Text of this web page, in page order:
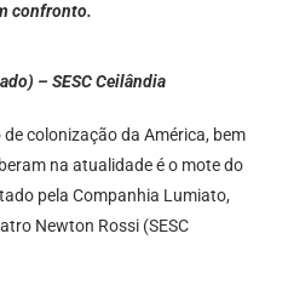
confronto.
– SESC Ceilândia
colonização da América, bem
na atualidade é o mote do
pela Companhia Lumiato,
Newton Rossi (SESC